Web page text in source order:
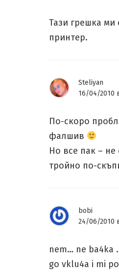
Тази грешка ми
принтер.
Steliyan
16/04/2010
По-скоро
фалшив
Но все пак – не
тройно по-
bobi
24/06/2010
nem… ne ba4ka
go vklu4a i mi